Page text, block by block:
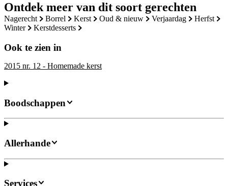
Ontdek meer van dit soort gerechten
nagerecht borrel kerst oud & nieuw verjaardag
herfst
winter
kerstdesserts
Ook te zien in
2015 nr. 12 - Homemade kerst
Boodschappen
Allerhande
Services